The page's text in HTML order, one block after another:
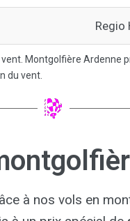
Regio
Montgolfière Ardenne
du vent.
à nos vols en